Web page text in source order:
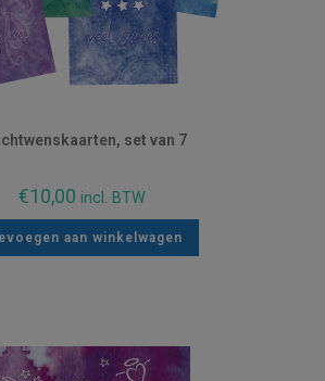
set van 7
€10,00 incl. BTW
aan winkelwagen